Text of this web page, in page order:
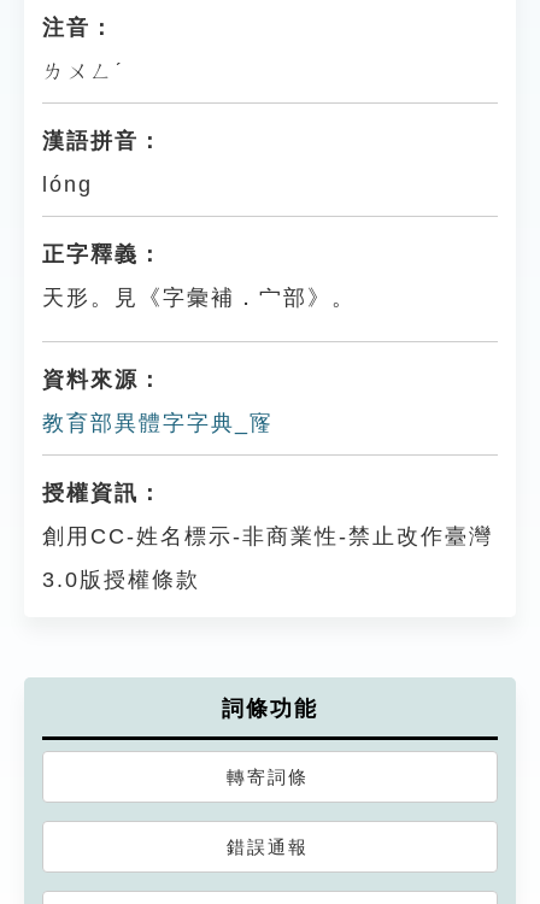
注音：
ㄌㄨㄥˊ
漢語拼音：
lóng
正字釋義：
天形。見《字彙補．宀部》。
資料來源：
教育部異體字字典_㝫
授權資訊：
創用CC-姓名標示-非商業性-禁止改作臺灣
3.0版授權條款
詞條功能
轉寄詞條
錯誤通報